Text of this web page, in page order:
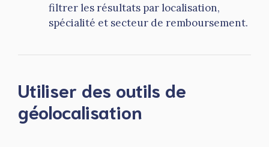
filtrer les résultats par localisation,
spécialité et secteur de remboursement.
Utiliser des outils de
géolocalisation